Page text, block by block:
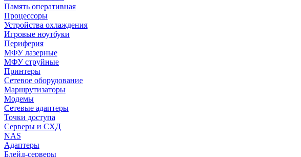
Память оперативная
Процессоры
Устройства охлаждения
Игровые ноутбуки
Периферия
МФУ лазерные
МФУ струйные
Принтеры
Сетевое оборудование
Маршрутизаторы
Модемы
Сетевые адаптеры
Точки доступа
Серверы и СХД
NAS
Адаптеры
Блейд-серверы